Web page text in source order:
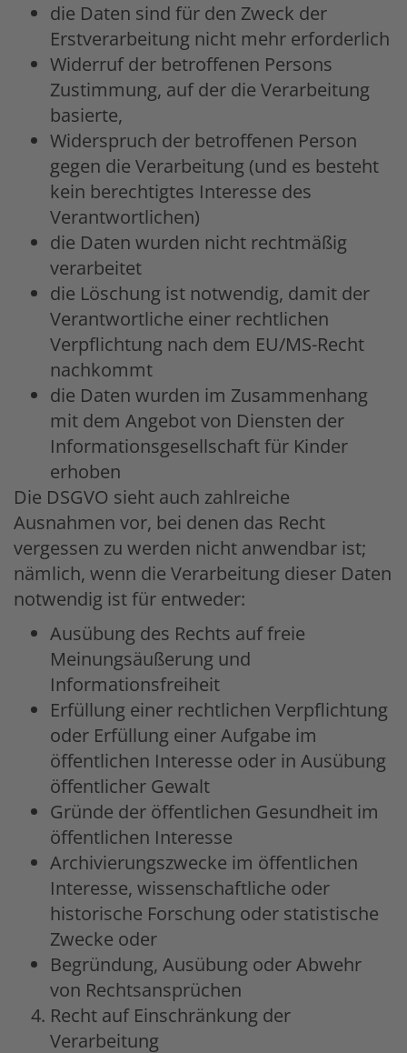
die Daten sind für den Zweck der
Erstverarbeitung nicht mehr erforderlich
Widerruf der betroffenen Persons
Zustimmung, auf der die Verarbeitung
basierte,
Widerspruch der betroffenen Person
gegen die Verarbeitung (und es besteht
kein berechtigtes Interesse des
Verantwortlichen)
die Daten wurden nicht rechtmäßig
verarbeitet
die Löschung ist notwendig, damit der
Verantwortliche einer rechtlichen
Verpflichtung nach dem EU/MS-Recht
nachkommt
die Daten wurden im Zusammenhang
mit dem Angebot von Diensten der
Informationsgesellschaft für Kinder
erhoben
Die DSGVO sieht auch zahlreiche
Ausnahmen vor, bei denen das Recht
vergessen zu werden nicht anwendbar ist;
nämlich, wenn die Verarbeitung dieser Daten
notwendig ist für entweder:
Ausübung des Rechts auf freie
Meinungsäußerung und
Informationsfreiheit
Erfüllung einer rechtlichen Verpflichtung
oder Erfüllung einer Aufgabe im
öffentlichen Interesse oder in Ausübung
öffentlicher Gewalt
Gründe der öffentlichen Gesundheit im
öffentlichen Interesse
Archivierungszwecke im öffentlichen
Interesse, wissenschaftliche oder
historische Forschung oder statistische
Zwecke oder
Begründung, Ausübung oder Abwehr
von Rechtsansprüchen
Recht auf Einschränkung der
Verarbeitung